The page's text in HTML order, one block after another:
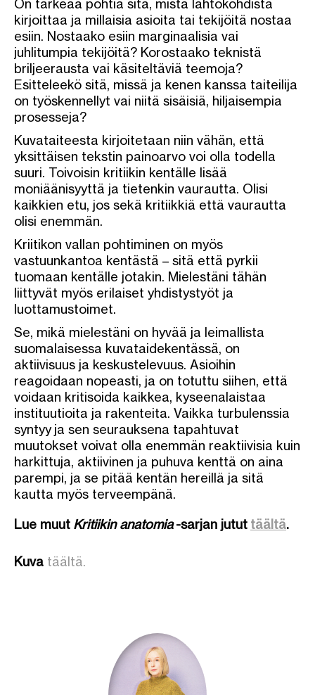
On tärkeää pohtia sitä, mistä lähtökohdista
kirjoittaa ja millaisia asioita tai tekijöitä nostaa
esiin. Nostaako esiin marginaalisia vai
juhlitumpia tekijöitä? Korostaako teknistä
briljeerausta vai käsiteltäviä teemoja?
Esitteleekö sitä, missä ja kenen kanssa taiteilija
on työskennellyt vai niitä sisäisiä, hiljaisempia
prosesseja?
Kuvataiteesta kirjoitetaan niin vähän, että
yksittäisen tekstin painoarvo voi olla todella
suuri. Toivoisin kritiikin kentälle lisää
moniäänisyyttä ja tietenkin vaurautta. Olisi
kaikkien etu, jos sekä kritiikkiä että vaurautta
olisi enemmän.
Kriitikon vallan pohtiminen on myös
vastuunkantoa kentästä – sitä että pyrkii
tuomaan kentälle jotakin. Mielestäni tähän
liittyvät myös erilaiset yhdistystyöt ja
luottamustoimet.
Se, mikä mielestäni on hyvää ja leimallista
suomalaisessa kuvataidekentässä, on
aktiivisuus ja keskustelevuus. Asioihin
reagoidaan nopeasti, ja on totuttu siihen, että
voidaan kritisoida kaikkea, kyseenalaistaa
instituutioita ja rakenteita. Vaikka turbulenssia
syntyy ja sen seurauksena tapahtuvat
muutokset voivat olla enemmän reaktiivisia kuin
harkittuja, aktiivinen ja puhuva kenttä on aina
parempi, ja se pitää kentän hereillä ja sitä
kautta myös terveempänä.
Lue muut Kritiikin anatomia-sarjan jutut täältä.
Kuva täältä.